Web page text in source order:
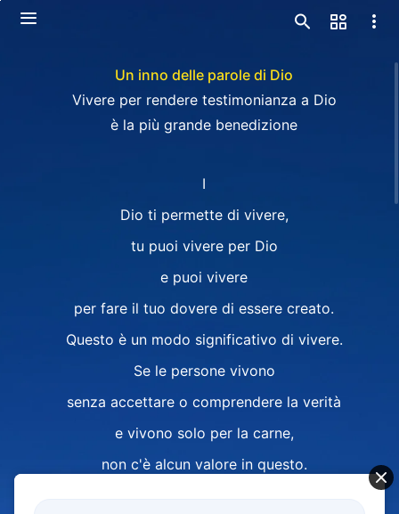
Un inno delle parole di Dio
Vivere per rendere testimonianza a Dio
è la più grande benedizione
I
Dio ti permette di vivere,
tu puoi vivere per Dio
e puoi vivere
per fare il tuo dovere di essere creato.
Questo è un modo significativo di vivere.
Se le persone vivono
senza accettare o comprendere la verità
e vivono solo per la carne,
non c'è alcun valore in questo.